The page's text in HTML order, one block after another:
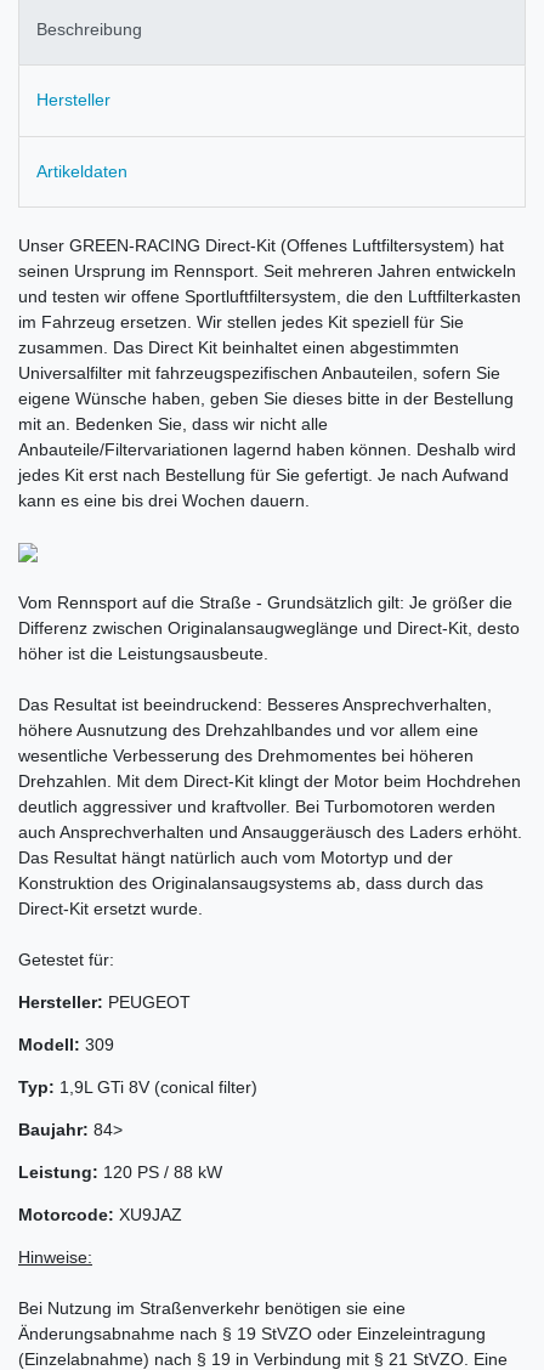
Beschreibung
Hersteller
Artikeldaten
Unser GREEN-RACING Direct-Kit (Offenes Luftfiltersystem) hat
seinen Ursprung im Rennsport. Seit mehreren Jahren entwickeln
und testen wir offene Sportluftfiltersystem, die den Luftfilterkasten
im Fahrzeug ersetzen. Wir stellen jedes Kit speziell für Sie
zusammen. Das Direct Kit beinhaltet einen abgestimmten
Universalfilter mit fahrzeugspezifischen Anbauteilen, sofern Sie
eigene Wünsche haben, geben Sie dieses bitte in der Bestellung
mit an. Bedenken Sie, dass wir nicht alle
Anbauteile/Filtervariationen lagernd haben können. Deshalb wird
jedes Kit erst nach Bestellung für Sie gefertigt. Je nach Aufwand
kann es eine bis drei Wochen dauern.
Vom Rennsport auf die Straße - Grundsätzlich gilt: Je größer die
Differenz zwischen Originalansaugweglänge und Direct-Kit, desto
höher ist die Leistungsausbeute.
Das Resultat ist beeindruckend: Besseres Ansprechverhalten,
höhere Ausnutzung des Drehzahlbandes und vor allem eine
wesentliche Verbesserung des Drehmomentes bei höheren
Drehzahlen. Mit dem Direct-Kit klingt der Motor beim Hochdrehen
deutlich aggressiver und kraftvoller. Bei Turbomotoren werden
auch Ansprechverhalten und Ansauggeräusch des Laders erhöht.
Das Resultat hängt natürlich auch vom Motortyp und der
Konstruktion des Originalansaugsystems ab, dass durch das
Direct-Kit ersetzt wurde.
Getestet für:
Hersteller: PEUGEOT
Modell: 309
Typ: 1,9L GTi 8V (conical filter)
Baujahr: 84>
Leistung: 120 PS / 88 kW
Motorcode: XU9JAZ
Hinweise:
Bei Nutzung im Straßenverkehr benötigen sie eine
Änderungsabnahme nach § 19 StVZO oder Einzeleintragung
(Einzelabnahme) nach § 19 in Verbindung mit § 21 StVZO. Eine